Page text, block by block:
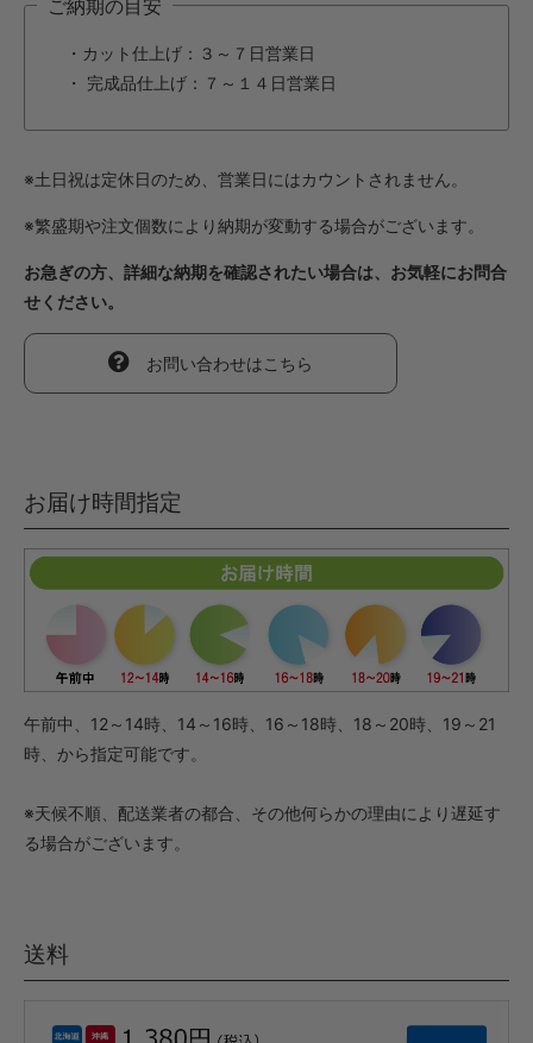
ご納期の目安
・カット仕上げ：３～７日営業日
・ 完成品仕上げ：７～１４日営業日
※土日祝は定休日のため、営業日にはカウントされません。
※繁盛期や注文個数により納期が変動する場合がございます。
お急ぎの方、詳細な納期を確認されたい場合は、お気軽にお問合
せください。
お問い合わせはこちら
お届け時間指定
午前中、12～14時、14～16時、16～18時、18～20時、19～21
時、から指定可能です。
※天候不順、配送業者の都合、その他何らかの理由により遅延す
る場合がございます。
送料